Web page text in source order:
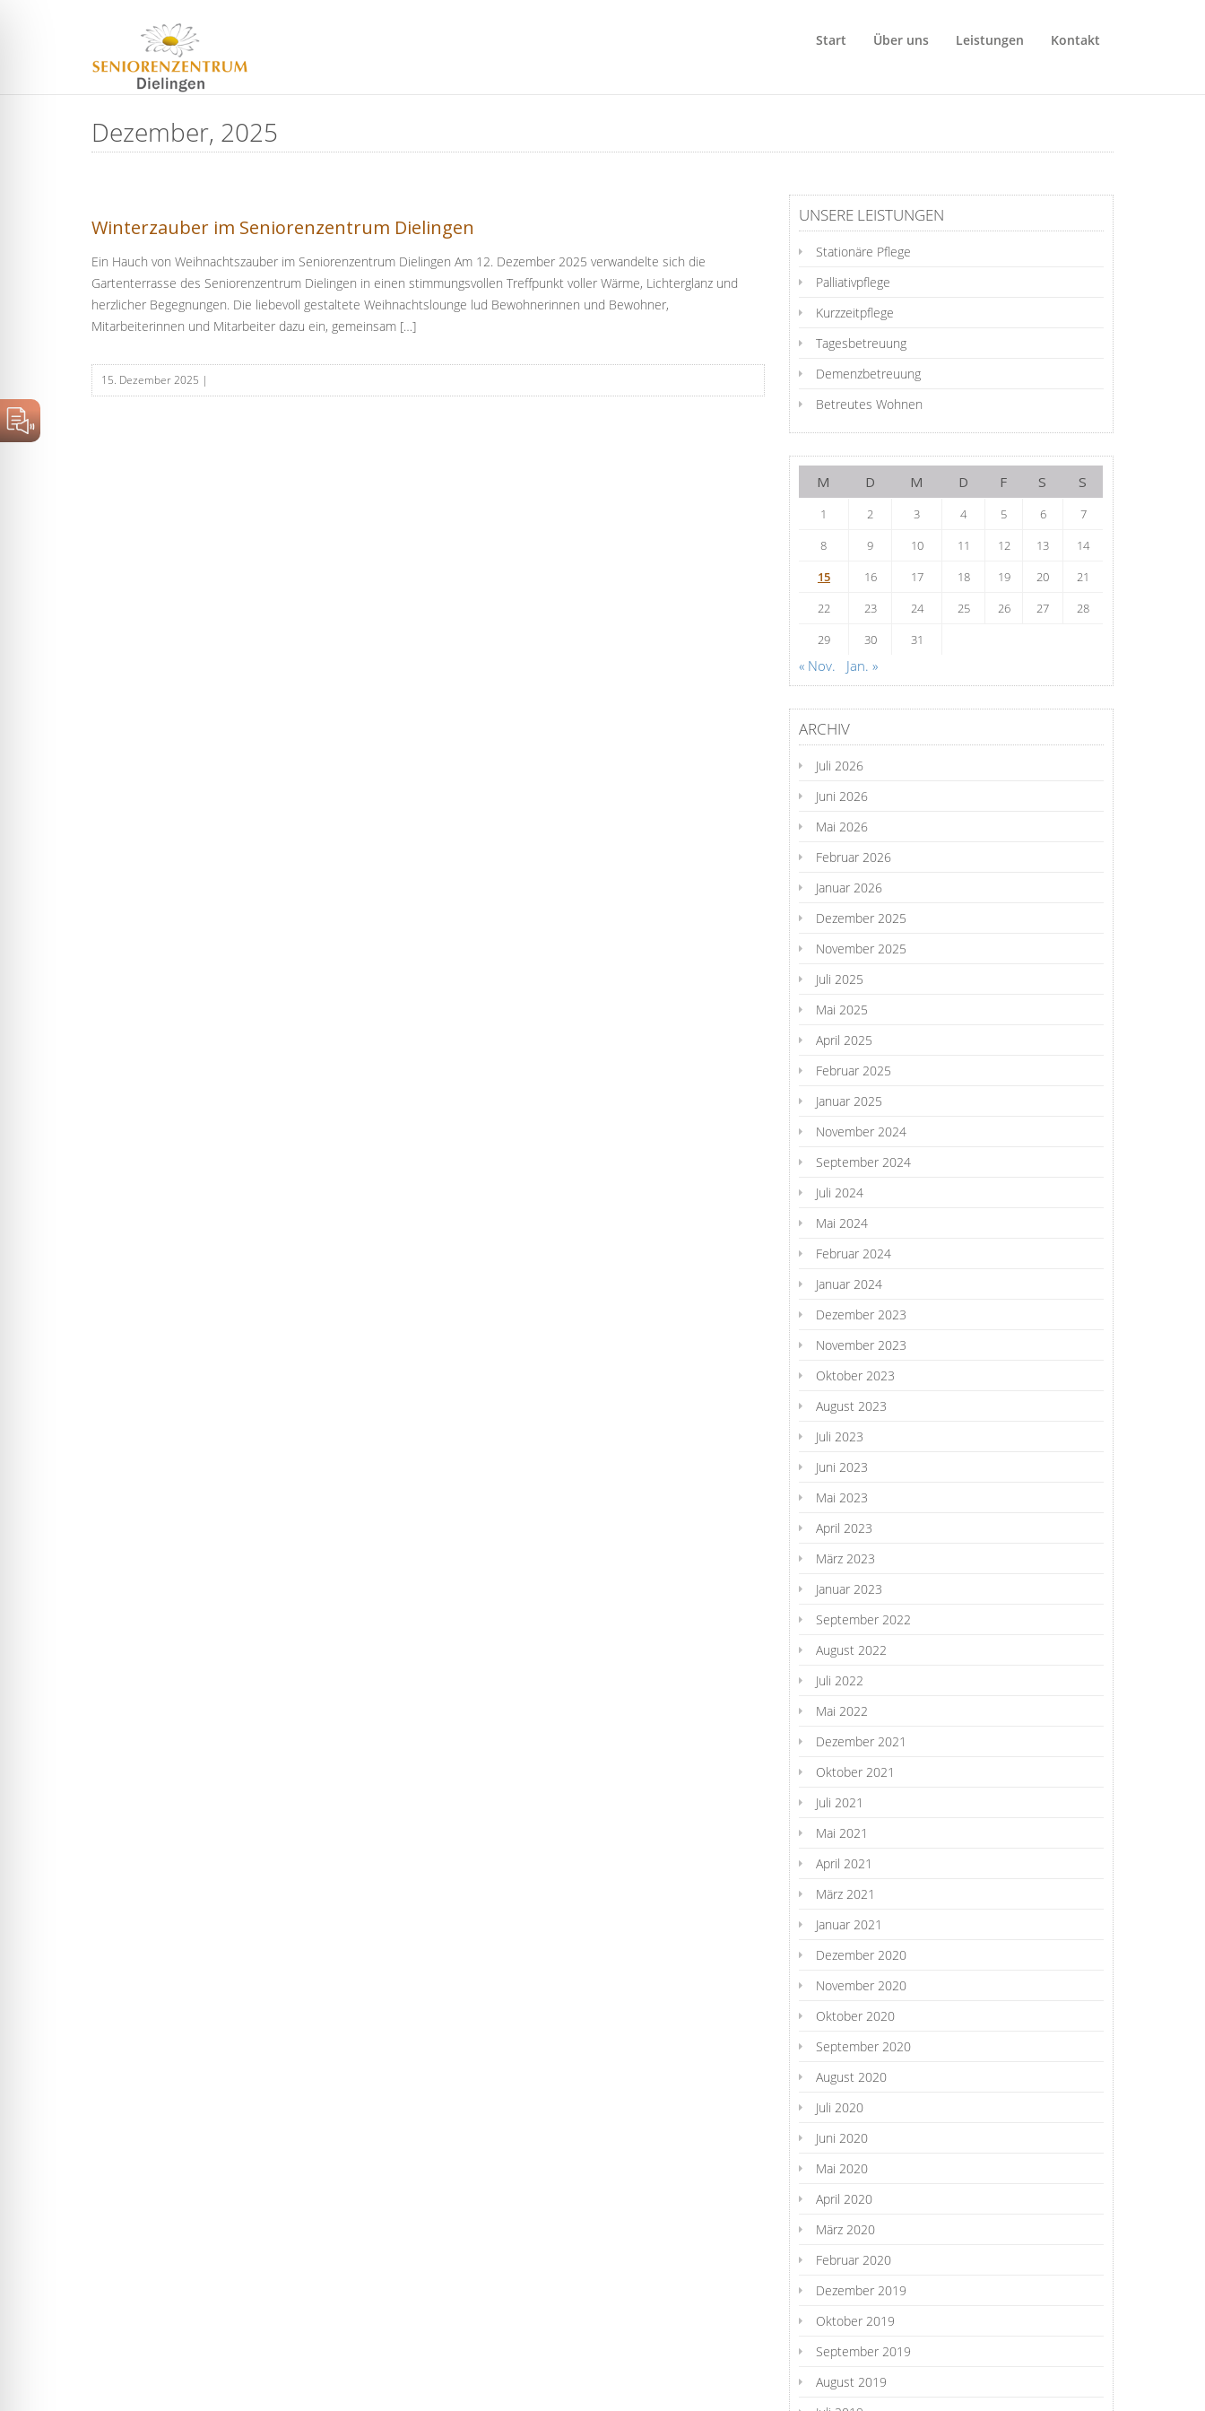
Start Über uns Leistungen Kontakt
Dezember, 2025
Winterzauber im Seniorenzentrum Dielingen
Ein Hauch von Weihnachtszauber im Seniorenzentrum Dielingen Am 12. Dezember 2025 verwandelte sich die
Gartenterrasse des Seniorenzentrum Dielingen in einen stimmungsvollen Treffpunkt voller Wärme, Lichterglanz und
herzlicher Begegnungen. Die liebevoll gestaltete Weihnachtslounge lud Bewohnerinnen und Bewohner,
Mitarbeiterinnen und Mitarbeiter dazu ein, gemeinsam […]
15. Dezember 2025 |
UNSERE LEISTUNGEN
Stationäre Pflege
Palliativpflege
Kurzzeitpflege
Tagesbetreuung
Demenzbetreuung
Betreutes Wohnen
M D M D F S S
1 2 3 4 5 6
7
8
9 10 11 12 13
14
15
16 17 18 19 20
21
22
23 24 25 26 27
28
29
30 31
« Nov. Jan. »
ARCHIV
Juli 2026
Juni 2026
Mai 2026
Februar 2026
Januar 2026
Dezember 2025
November 2025
Juli 2025
Mai 2025
April 2025
Februar 2025
Januar 2025
November 2024
September 2024
Juli 2024
Mai 2024
Februar 2024
Januar 2024
Dezember 2023
November 2023
Oktober 2023
August 2023
Juli 2023
Juni 2023
Mai 2023
April 2023
März 2023
Januar 2023
September 2022
August 2022
Juli 2022
Mai 2022
Dezember 2021
Oktober 2021
Juli 2021
Mai 2021
April 2021
März 2021
Januar 2021
Dezember 2020
November 2020
Oktober 2020
September 2020
August 2020
Juli 2020
Juni 2020
Mai 2020
April 2020
März 2020
Februar 2020
Dezember 2019
Oktober 2019
September 2019
August 2019